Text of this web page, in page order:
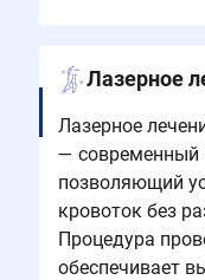
Лазерное
Лазерное
— современный
позволяющий
кровоток без
Процедура
обеспечивает